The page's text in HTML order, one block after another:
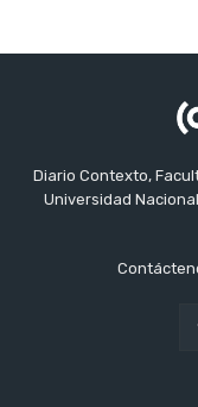
Diario Contexto,
Universidad